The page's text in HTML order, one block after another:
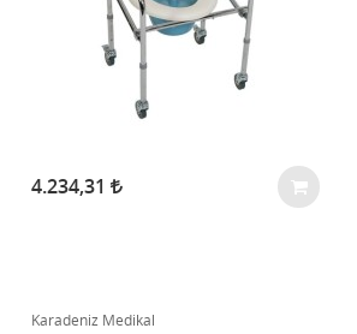
4.234,31
Karadeniz Medikal